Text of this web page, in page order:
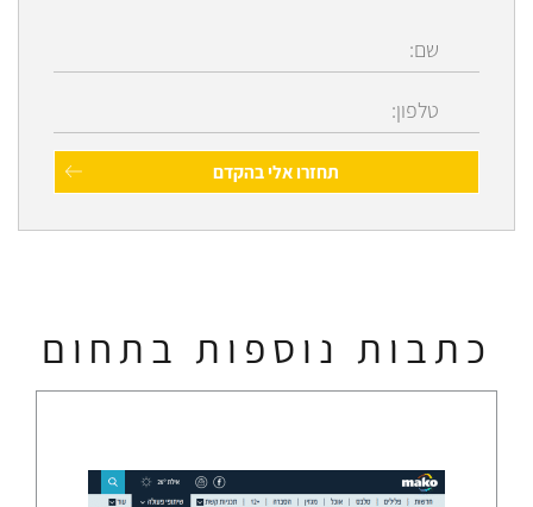
כתבות נוספות בתחום